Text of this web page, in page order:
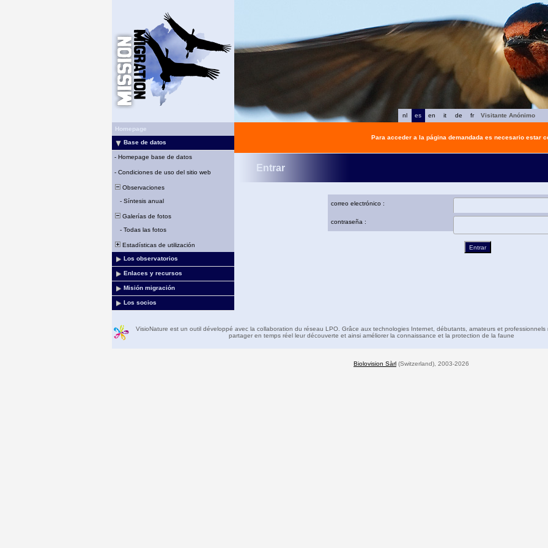
fr
de
it
en
es
nl
Visitante Anónimo
Homepage
Base de datos
- Homepage base de datos
- Condiciones de uso del sitio web
Observaciones
- Síntesis anual
Galerías de fotos
- Todas las fotos
Estadísticas de utilización
Los observatorios
Enlaces y recursos
Misión migración
Los socios
Para acceder a la página demandada es necesario estar
Entrar
correo electrónico :
contraseña :
VisioNature est un outil développé avec la collaboration du réseau LPO. Grâce aux technologies Internet, débutants, amateurs et professionnels
partager en temps réel leur découverte et ainsi améliorer la connaissance et la protection de la faune
Biolovision Sàrl (Switzerland), 2003-2026